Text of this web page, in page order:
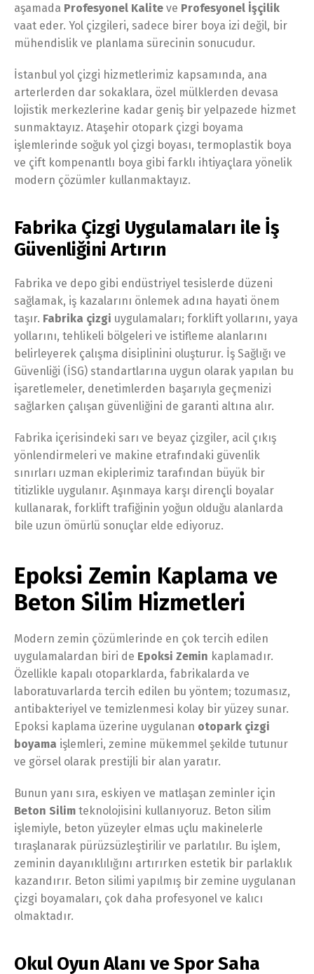
aşamada Profesyonel Kalite ve Profesyonel İşçilik
vaat eder. Yol çizgileri, sadece birer boya izi değil, bir
mühendislik ve planlama sürecinin sonucudur.
İstanbul yol çizgi hizmetlerimiz kapsamında, ana
arterlerden dar sokaklara, özel mülklerden devasa
lojistik merkezlerine kadar geniş bir yelpazede hizmet
sunmaktayız. Ataşehir otopark çizgi boyama
işlemlerinde soğuk yol çizgi boyası, termoplastik boya
ve çift kompenantlı boya gibi farklı ihtiyaçlara yönelik
modern çözümler kullanmaktayız.
Fabrika Çizgi Uygulamaları ile İş
Güvenliğini Artırın
Fabrika ve depo gibi endüstriyel tesislerde düzeni
sağlamak, iş kazalarını önlemek adına hayati önem
taşır. Fabrika çizgi uygulamaları; forklift yollarını, yaya
yollarını, tehlikeli bölgeleri ve istifleme alanlarını
belirleyerek çalışma disiplinini oluşturur. İş Sağlığı ve
Güvenliği (İSG) standartlarına uygun olarak yapılan bu
işaretlemeler, denetimlerden başarıyla geçmenizi
sağlarken çalışan güvenliğini de garanti altına alır.
Fabrika içerisindeki sarı ve beyaz çizgiler, acil çıkış
yönlendirmeleri ve makine etrafındaki güvenlik
sınırları uzman ekiplerimiz tarafından büyük bir
titizlikle uygulanır. Aşınmaya karşı dirençli boyalar
kullanarak, forklift trafiğinin yoğun olduğu alanlarda
bile uzun ömürlü sonuçlar elde ediyoruz.
Epoksi Zemin Kaplama ve
Beton Silim Hizmetleri
Modern zemin çözümlerinde en çok tercih edilen
uygulamalardan biri de Epoksi Zemin kaplamadır.
Özellikle kapalı otoparklarda, fabrikalarda ve
laboratuvarlarda tercih edilen bu yöntem; tozumasız,
antibakteriyel ve temizlenmesi kolay bir yüzey sunar.
Epoksi kaplama üzerine uygulanan otopark çizgi
boyama işlemleri, zemine mükemmel şekilde tutunur
ve görsel olarak prestijli bir alan yaratır.
Bunun yanı sıra, eskiyen ve matlaşan zeminler için
Beton Silim teknolojisini kullanıyoruz. Beton silim
işlemiyle, beton yüzeyler elmas uçlu makinelerle
tıraşlanarak pürüzsüzleştirilir ve parlatılır. Bu işlem,
zeminin dayanıklılığını artırırken estetik bir parlaklık
kazandırır. Beton silimi yapılmış bir zemine uygulanan
çizgi boyamaları, çok daha profesyonel ve kalıcı
olmaktadır.
Okul Oyun Alanı ve Spor Saha